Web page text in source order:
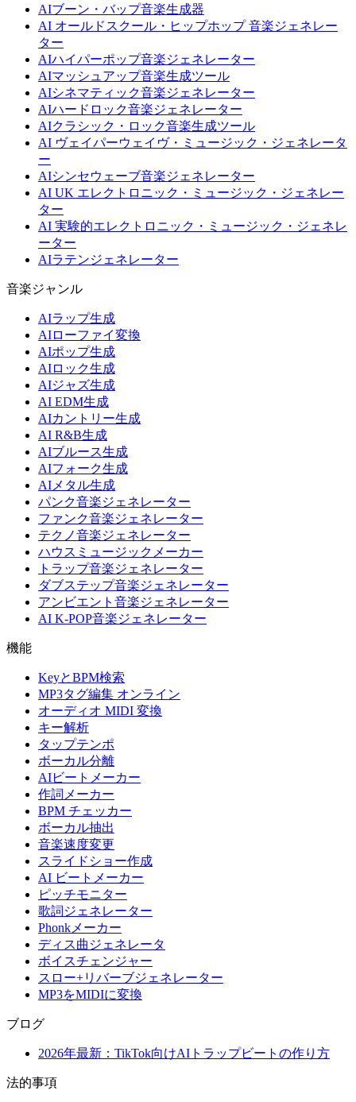
AIブーン・バップ音楽生成器
AI オールドスクール・ヒップホップ 音楽ジェネレー
ター
AIハイパーポップ音楽ジェネレーター
AIマッシュアップ音楽生成ツール
AIシネマティック音楽ジェネレーター
AIハードロック音楽ジェネレーター
AIクラシック・ロック音楽生成ツール
AI ヴェイパーウェイヴ・ミュージック・ジェネレータ
ー
AIシンセウェーブ音楽ジェネレーター
AI UK エレクトロニック・ミュージック・ジェネレー
ター
AI 実験的エレクトロニック・ミュージック・ジェネレ
ーター
AIラテンジェネレーター
音楽ジャンル
AIラップ生成
AIローファイ変換
AIポップ生成
AIロック生成
AIジャズ生成
AI EDM生成
AIカントリー生成
AI R&B生成
AIブルース生成
AIフォーク生成
AIメタル生成
パンク音楽ジェネレーター
ファンク音楽ジェネレーター
テクノ音楽ジェネレーター
ハウスミュージックメーカー
トラップ音楽ジェネレーター
ダブステップ音楽ジェネレーター
アンビエント音楽ジェネレーター
AI K-POP音楽ジェネレーター
機能
KeyとBPM検索
MP3タグ編集 オンライン
オーディオ MIDI 変換
キー解析
タップテンポ
ボーカル分離
AIビートメーカー
作詞メーカー
BPM チェッカー
ボーカル抽出
音楽速度変更
スライドショー作成
AI ビートメーカー
ピッチモニター
歌詞ジェネレーター
Phonkメーカー
ディス曲ジェネレータ
ボイスチェンジャー
スロー+リバーブジェネレーター
MP3をMIDIに変換
ブログ
2026年最新：TikTok向けAIトラップビートの作り方
法的事項